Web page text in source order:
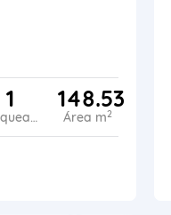
1
Parqueadero
148.53
Área m2